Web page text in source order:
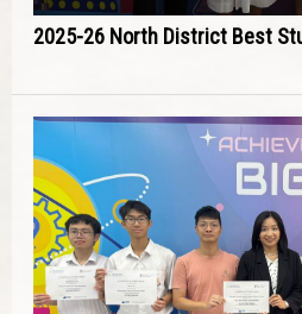
2025-26 North District Best